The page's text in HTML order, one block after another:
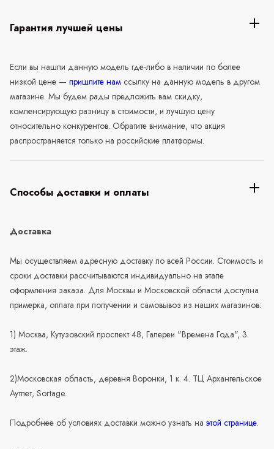
Гарантия лучшей цены
Если вы нашли данную модель где-либо в наличии по более
низкой цене — пришлите нам ссылку на данную модель в другом
магазине. Мы будем рады предложить вам скидку,
компенсирующую разницу в стоимости, и лучшую цену
относительно конкурентов. Обратите внимание, что акция
распространяется только на российские платформы.
Способы доставки и оплаты
Доставка
Мы осуществляем адресную доставку по всей России. Стоимость и
сроки доставки рассчитываются индивидуально на этапе
оформления заказа. Для Москвы и Московской области доступна
примерка, оплата при получении и самовывоз из наших магазинов:
1) Москва, Кутузовский проспект 48, Галереи "Времена Года", 3
этаж.
2)Московская область, деревня Воронки, 1 к. 4. ТЦ Архангельское
Аутлет, Sortage.
Подробнее об условиях доставки можно узнать на этой странице.